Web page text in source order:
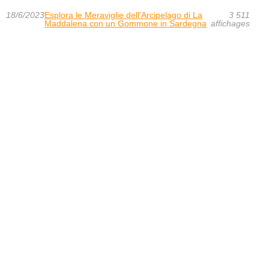
18/6/2023Esplora le Meraviglie dell'Arcipelago di La
Maddalena con un Gommone in Sardegna
3 511
affichages